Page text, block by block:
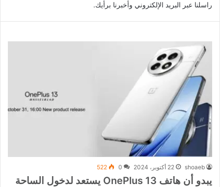
راسلنا عبر البريد الإلكتروني وأخبرنا برأيك.
shoaeb 22 أكتوبر، 2024 0
522
يبدو أن هاتف OnePlus 13 يستعد لدخول الساحة